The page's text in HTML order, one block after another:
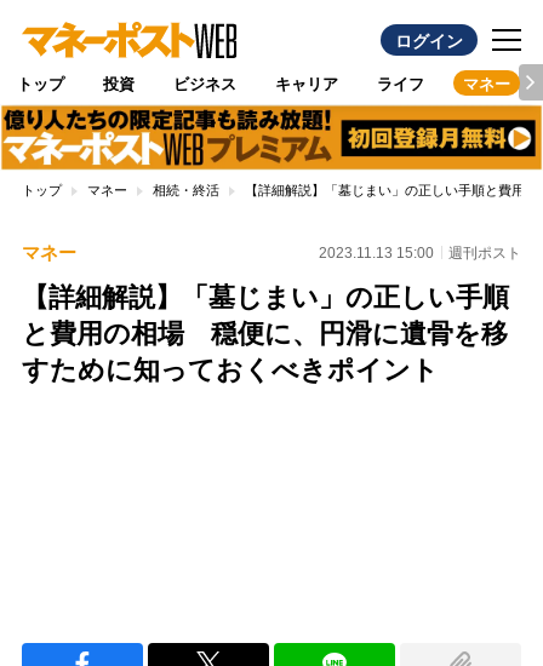
ログイン
トップ 投資 ビジネス キャリア ライフ マネー
トップ マネー 相続・終活 【詳細解説】「墓じまい」の正しい手順と費用
マネー 2023.11.13 15:00 週刊ポスト
【詳細解説】「墓じまい」の正しい手順
と費用の相場 穏便に、円滑に遺骨を移
すために知っておくべきポイント